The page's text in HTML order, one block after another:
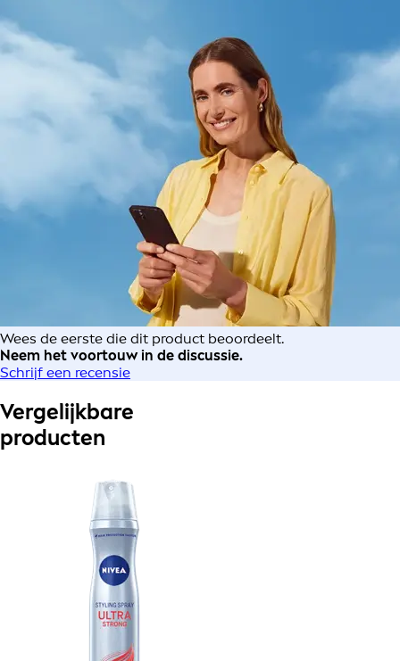
Wees de eerste die dit product beoordeelt.
Neem het voortouw in de discussie.
Schrijf een recensie
Vergelijkbare
producten